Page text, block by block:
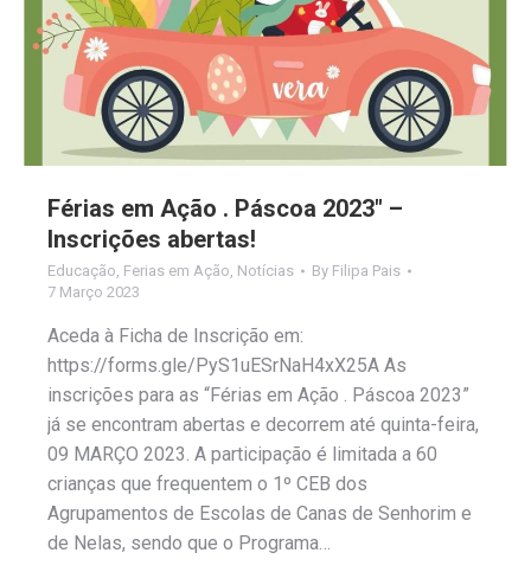
Férias em Ação . Páscoa 2023″ –
Inscrições abertas!
Educação Ferias em Ação Notícias By Filipa Pais
7 Março 2023
Aceda à Ficha de Inscrição em:
https://forms.gle/PyS1uESrNaH4xX25A As
inscrições para as “Férias em Ação . Páscoa 2023”
já se encontram abertas e decorrem até quinta-feira,
09 MARÇO 2023. A participação é limitada a 60
crianças que frequentem o 1º CEB dos
Agrupamentos de Escolas de Canas de Senhorim e
de Nelas, sendo que o Programa…